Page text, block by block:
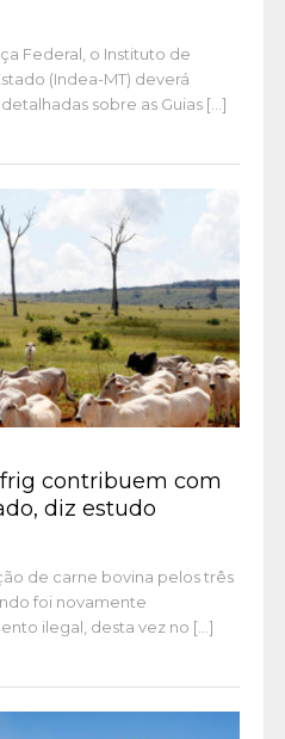
Federal, o Instituto de
(Indea-MT) deverá
sobre as Guias [...]
contribuem com
diz estudo
de carne bovina pelos três
foi novamente
ilegal, desta vez no [...]